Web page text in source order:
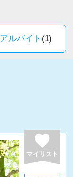
ほぼ残業無
期（2月～3
税理士試験
すい環境だ
キルアップ
るような業
します。
の面白さと
で、飽きる
で、気負い
脳が疲れた
がら、作業
ルバイト (1)
favorite
マイリスト